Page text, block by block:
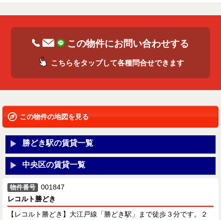
この物件にお問い合わせする
こちらをタップして各種問合せできます
この物件の地図を見る
勝どき駅の賃貸一覧
中央区の賃貸一覧
物件番号
001847
レコルト勝どき
【レコルト勝どき】大江戸線「勝どき駅」まで徒歩３分です。２